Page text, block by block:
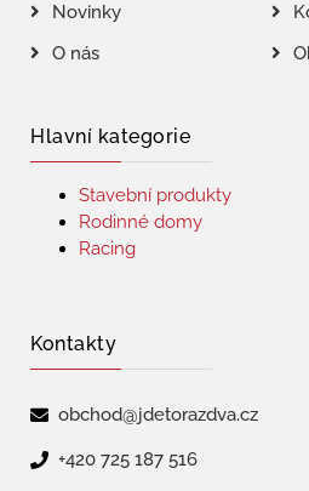
Novinky
O nás
Hlavní kategorie
Stavební produkty
Rodinné domy
Racing
Kontakty
obchod@jdetorazdva.cz
+420 725 187 516